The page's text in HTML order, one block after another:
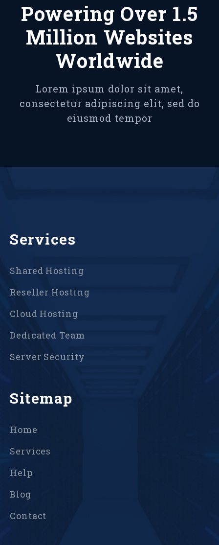
Powering Over 1.5
Million Websites
Worldwide
Lorem ipsum dolor sit amet,
consectetur adipiscing elit, sed do
eiusmod tempor
Services
Shared Hosting
Reseller Hosting
Cloud Hosting
Dedicated Team
Server Security
Sitemap
Home
Services
Help
Blog
Contact